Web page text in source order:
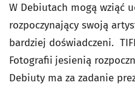
W Debiutach mogą wziąć
rozpoczynający swoją
bardziej doświadczeni.
Fotografii jesienią
Debiuty ma za zadanie